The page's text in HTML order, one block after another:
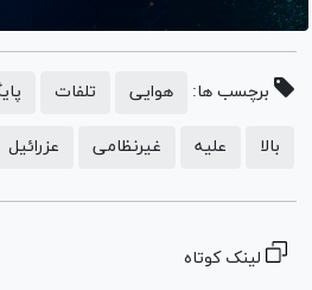
برچسب ها: هوایی تلفات
بالا علیه غیرنظامی عزرائیل
لینک کوتاه